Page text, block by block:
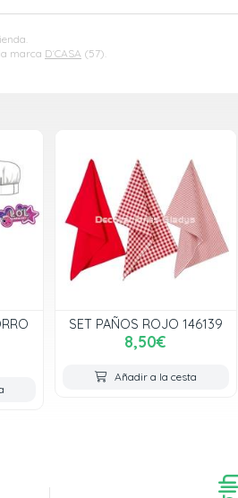
marca D´CASA (57).
SET PAÑOS ROJO 146139
8,50€
Añadir a la cesta